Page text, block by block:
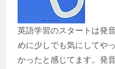
英語学習のスタートは発
めに少しでも気にしてや
かったと感じてます。発